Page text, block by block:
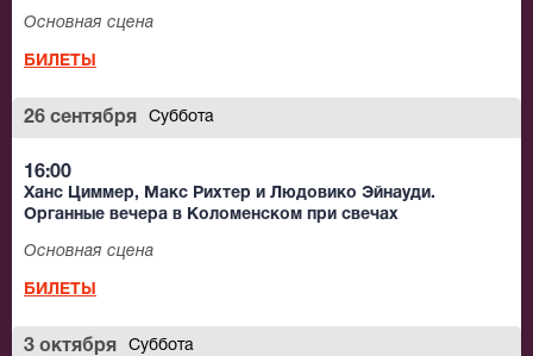
Основная сцена
БИЛЕТЫ
26 сентября Суббота
16:00
Ханс Циммер, Макс Рихтер и Людовико Эйнауди.
Органные вечера в Коломенском при свечах
Основная сцена
БИЛЕТЫ
3 октября Суббота